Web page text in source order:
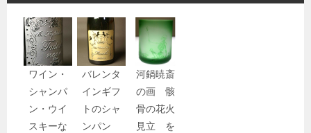
ワイン・
シャンパ
ン・ウイ
スキーな
バレンタ
インギフ
トのシャ
ンパン
河鍋暁斎
の画 骸
骨の花火
見立 を